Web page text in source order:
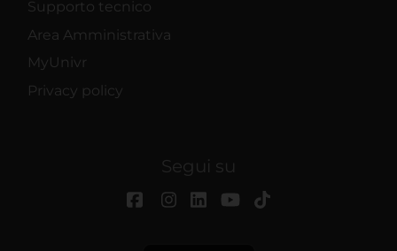
Supporto tecnico
Area Amministrativa
MyUnivr
Privacy policy
Segui su